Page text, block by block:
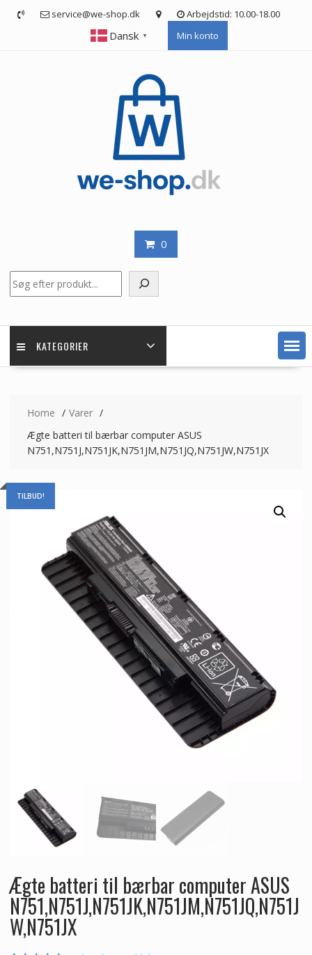
service@we-shop.dk Arbejdstid: 10.00-18.00
Dansk ▼ Min konto
0
KATEGORIER
Home
Varer
Ægte batteri til bærbar computer ASUS
N751,N751J,N751JK,N751JM,N751JQ,N751JW,N751JX
TILBUD!
Ægte batteri til bærbar computer ASUS
N751,N751J,N751JK,N751JM,N751JQ,N751J
W,N751JX